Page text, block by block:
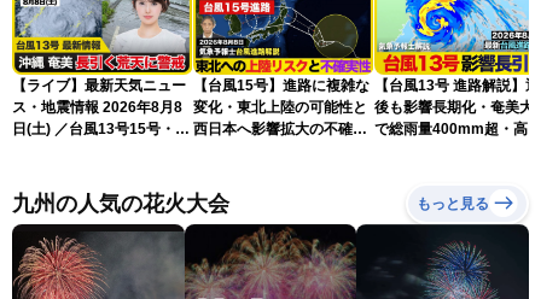
【ライブ】最新天気ニュー
ス・地震情報 2026年8月8
日(土) ／台風13号15号・ゲ
ニュースLiVEイブニング・
小川千奈／芳野達郎〉
【台風15号】進路に複雑な
変化・東北上陸の可能性と
西日本へ影響拡大の不確実
【台風13号 進路解説】
後も影響長期化・奄美大
で総雨量400mm超・高波
九州の人気の花火大会 もっと見る